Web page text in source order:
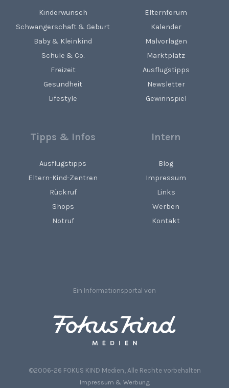
Kinderwunsch
Schwangerschaft & Geburt
Baby & Kleinkind
Schule & Co.
Freizeit
Gesundheit
Lifestyle
Elternforum
Kalender
Malvorlagen
Marktplatz
Ausflugstipps
Newsletter
Gewinnspiel
Tipps & Infos
Ausflugstipps
Eltern-Kind-Zentren
Rückruf
Shops
Notruf
Intern
Blog
Impressum
Links
Werben
Kontakt
Ein Informationsportal von
©2006-26 FOKUS KIND Medien, Alle Rechte vorbehalten
Impressum & Werbung